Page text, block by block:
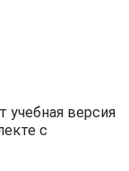
учебная версия
с